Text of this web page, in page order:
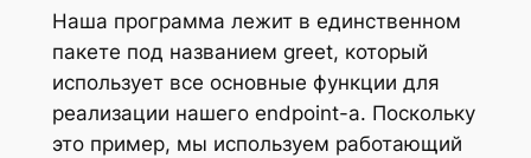
Наша программа лежит в единственном
пакете под названием greet, который
использует все основные функции для
реализации нашего endpoint-a. Поскольку
это пример, мы используем работающий